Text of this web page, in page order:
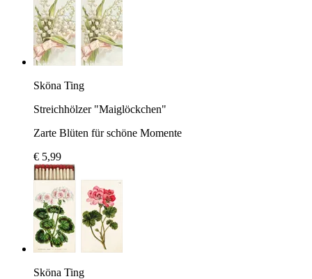
Sköna Ting
Streichhölzer "Maiglöckchen"
Zarte Blüten für schöne Momente
€ 5,99
Sköna Ting